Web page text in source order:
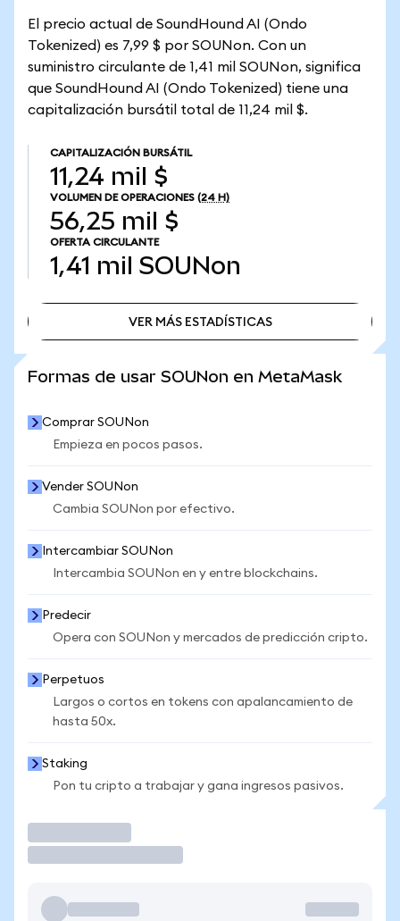
El precio actual de SoundHound AI (Ondo
Tokenized) es 7,99 $ por SOUNon. Con un
suministro circulante de 1,41 mil SOUNon, significa
que SoundHound AI (Ondo Tokenized) tiene una
capitalización bursátil total de 11,24 mil $.
CAPITALIZACIÓN BURSÁTIL
11,24 mil $
VOLUMEN DE OPERACIONES (24 H)
56,25 mil $
OFERTA CIRCULANTE
1,41 mil SOUNon
VER MÁS ESTADÍSTICAS
Formas de usar SOUNon en MetaMask
Comprar SOUNon
Empieza en pocos pasos.
Vender SOUNon
Cambia SOUNon por efectivo.
Intercambiar SOUNon
Intercambia SOUNon en y entre blockchains.
Predecir
Opera con SOUNon y mercados de predicción cripto.
Perpetuos
Largos o cortos en tokens con apalancamiento de
hasta 50x.
Staking
Pon tu cripto a trabajar y gana ingresos pasivos.